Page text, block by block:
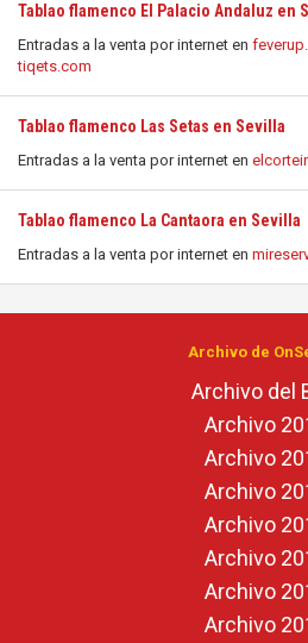
Tablao flamenco El Palacio Andaluz en
Entradas a la venta por internet en
tiqets.com
Tablao flamenco Las Setas en Sevilla
Entradas a la venta por internet en
Tablao flamenco La Cantaora en Sevilla
Entradas a la venta por internet en
Archivo de
Archivo del
Archivo
Archivo
Archivo
Archivo
Archivo
Archivo
Archivo